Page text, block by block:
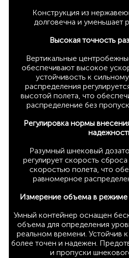
Конструкция из
долговечна и уменьшает
Высокая точность
Вертикальные
обеспечивают высокое
устойчивость к
распределения
высотой полета, что
распределение без
Регулировка нормы
Разумный шнековый
регулирует скорость
скоростью полета, что
равномерное
Измерение объема в режиме
Умный контейнер оснащен
объема для определения
реальном времени. Устойчив
более точен и надежен.
и пропуски